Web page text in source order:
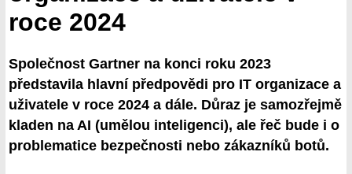
roce 2024
Společnost Gartner na konci roku 2023
představila hlavní předpovědi pro IT organizace a
uživatele v roce 2024 a dále. Důraz je samozřejmě
kladen na AI (umělou inteligenci), ale řeč bude i o
problematice bezpečnosti nebo zákazníků botů.